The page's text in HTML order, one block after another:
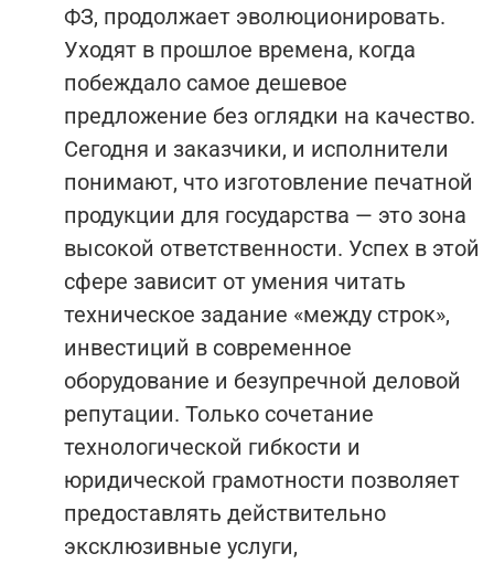
ФЗ, продолжает эволюционировать.
Уходят в прошлое времена, когда
побеждало самое дешевое
предложение без оглядки на качество.
Сегодня и заказчики, и исполнители
понимают, что изготовление печатной
продукции для государства — это зона
высокой ответственности. Успех в этой
сфере зависит от умения читать
техническое задание «между строк»,
инвестиций в современное
оборудование и безупречной деловой
репутации. Только сочетание
технологической гибкости и
юридической грамотности позволяет
предоставлять действительно
эксклюзивные услуги,